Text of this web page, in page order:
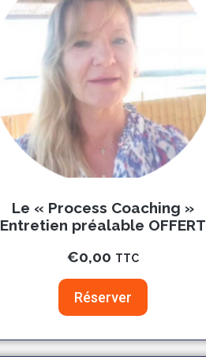
Le « Process Coaching »
Entretien préalable OFFERT
€0,00 TTC
Réserver